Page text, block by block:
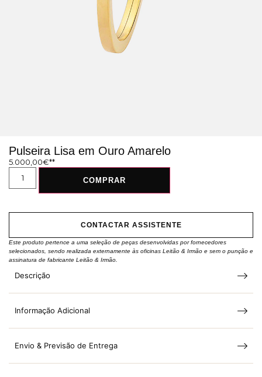
Pulseira Lisa em Ouro Amarelo
5.000,00€
COMPRAR
CONTACTAR ASSISTENTE
Este produto pertence a uma seleção de peças desenvolvidas por fornecedores
selecionados, sendo realizada externamente às oficinas Leitão & Irmão e sem o punção e
assinatura de fabricante Leitão & Irmão.
Descrição
Informação Adicional
Envio & Previsão de Entrega